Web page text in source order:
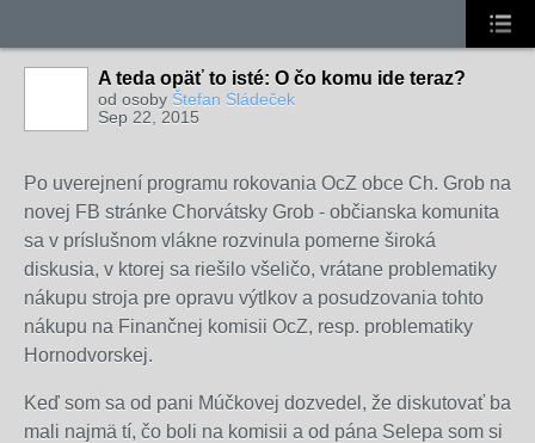
A teda opäť to isté: O čo komu ide teraz?
od osoby Štefan Sládeček
Sep 22, 2015
Po uverejnení programu rokovania OcZ obce Ch. Grob na
novej FB stránke Chorvátsky Grob - občianska komunita
sa v príslušnom vlákne rozvinula pomerne široká
diskusia, v ktorej sa riešilo všeličo, vrátane problematiky
nákupu stroja pre opravu výtlkov a posudzovania tohto
nákupu na Finančnej komisii OcZ, resp. problematiky
Hornodvorskej.
Keď som sa od pani Múčkovej dozvedel, že diskutovať ba
mali najmä tí, čo boli na komisii a od pána Selepa som si